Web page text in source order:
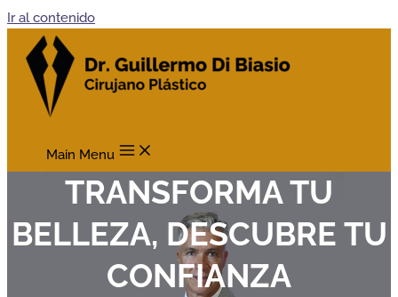
Ir al contenido
Main Menu
TRANSFORMA TU
BELLEZA, DESCUBRE TU
CONFIANZA